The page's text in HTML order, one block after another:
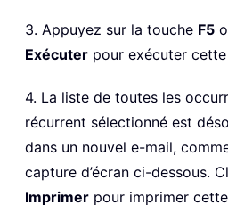
3. Appuyez sur la touche F5
Exécuter pour exécuter
4. La liste de toutes les
récurrent sélectionné est
dans un nouvel e-mail,
capture d’écran ci-dessous.
Imprimer pour imprimer